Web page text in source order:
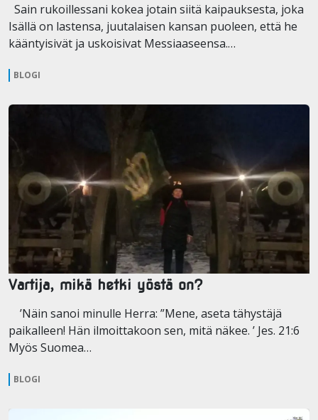
Sain rukoillessani kokea jotain siitä kaipauksesta, joka
Isällä on lastensa, juutalaisen kansan puoleen, että he
kääntyisivät ja uskoisivat Messiaaseensa.…
BLOGI
Vartija, mikä hetki yöstä on?
’Näin sanoi minulle Herra: ”Mene, aseta tähystäjä
paikalleen! Hän ilmoittakoon sen, mitä näkee. ’ Jes. 21:6
Myös Suomea…
BLOGI